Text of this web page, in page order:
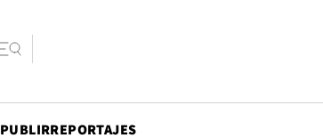
PUBLIRREPORTAJES